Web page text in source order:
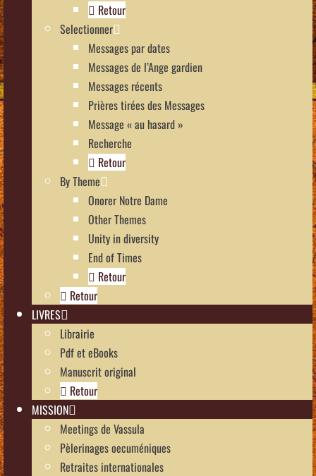
Retour
Selectionner
Messages par dates
Messages de l’Ange gardien
Messages récents
Prières tirées des Messages
Message « au hasard »
Recherche
Retour
By Theme
Onorer Notre Dame
Other Themes
Unity in diversity
End of Times
Retour
Retour
LIVRES
Librairie
Pdf et eBooks
Manuscrit original
Retour
MISSION
Meetings de Vassula
Pèlerinages oecuméniques
Retraites internationales